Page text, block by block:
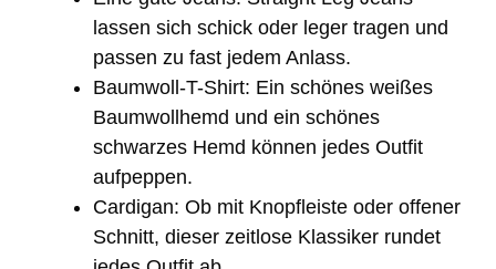
lassen sich schick oder leger tragen und
passen zu fast jedem Anlass.
Baumwoll-T-Shirt: Ein schönes weißes
Baumwollhemd und ein schönes
schwarzes Hemd können jedes Outfit
aufpeppen.
Cardigan: Ob mit Knopfleiste oder offener
Schnitt, dieser zeitlose Klassiker rundet